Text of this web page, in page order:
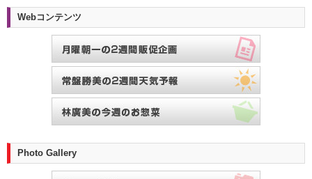
Webコンテンツ
Photo Gallery